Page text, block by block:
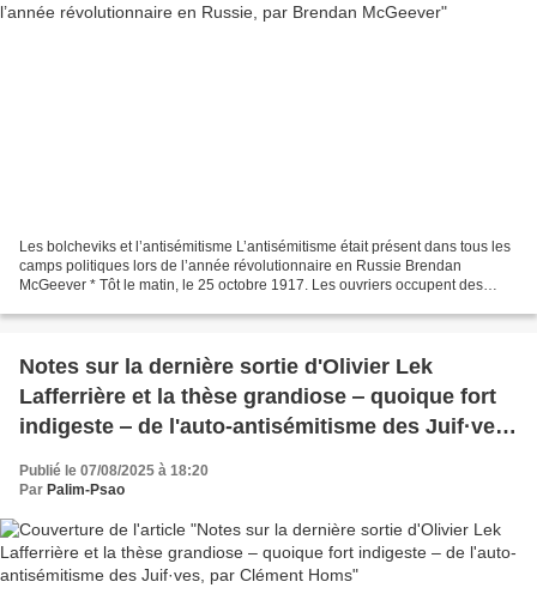
Les bolcheviks et l’antisémitisme L’antisémitisme était présent dans tous les
camps politiques lors de l’année révolutionnaire en Russie Brendan
McGeever * Tôt le matin, le 25 octobre 1917. Les ouvriers occupent des
Notes sur la dernière sortie d'Olivier Lek
Lafferrière et la thèse grandiose ‒ quoique fort
indigeste ‒ de l'auto-antisémitisme des Juif·ves,
par Clément Homs
Publié le 07/08/2025 à 18:20
Par Palim-Psao